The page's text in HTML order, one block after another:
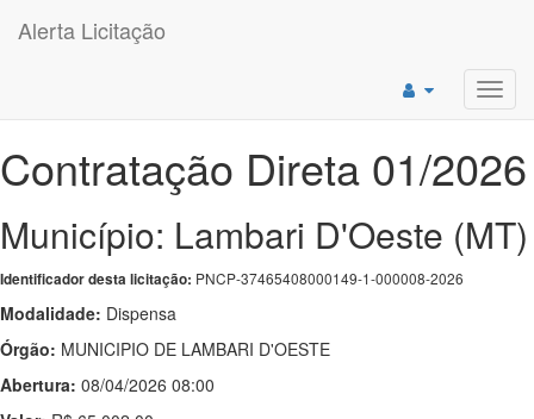
Alerta Licitação
Contratação Direta 01/2026
Município: Lambari D'Oeste (MT)
Identificador desta licitação: PNCP-37465408000149-1-000008-2026
Modalidade: Dispensa
Órgão: MUNICIPIO DE LAMBARI D'OESTE
Abertura: 08/04/2026 08:00